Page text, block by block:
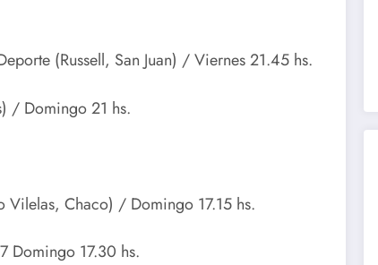
(Russell, San Juan) / Viernes 21.45 hs.
/ Domingo 21 hs.
Vilelas, Chaco) / Domingo 17.15 hs.
Domingo 17.30 hs.